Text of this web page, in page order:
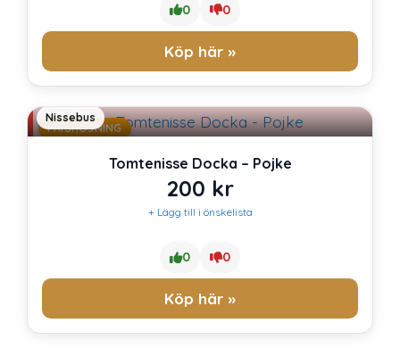
0 0
Köp här »
PRISHÖJNING
Nissebus
Tomtenisse Docka – Pojke
200 kr
+ Lägg till i önskelista
0 0
Köp här »